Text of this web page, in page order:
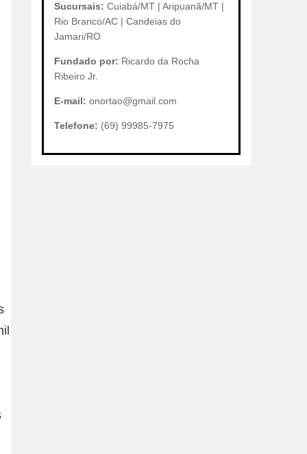
Sucursais: Cuiabá/MT | Aripuanã/MT |
Rio Branco/AC | Candeias do
Jamari/RO
Fundado por: Ricardo da Rocha
Ribeiro Jr.
E-mail: onortao@gmail.com
Telefone: (69) 99985-7975